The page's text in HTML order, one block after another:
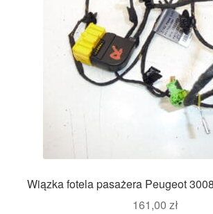
Wiązka fotela pasażera Peugeot
161,00 zł